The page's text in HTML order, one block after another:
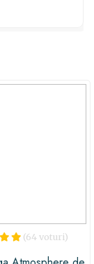
inspirata.
talie de 63
(64 voturi)